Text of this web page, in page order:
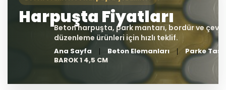
Ana Sayfa Beton Elemanları
Parke Taşı
BAROK 1 4,5 CM